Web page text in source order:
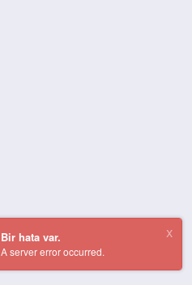
Bir hata var.
A server error occurred.